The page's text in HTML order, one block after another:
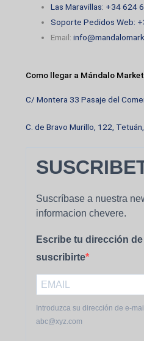
Las Maravillas: +34 624
Soporte Pedidos Web:
Email:
Como llegar a Mándalo Market
C/ Montera 33 Pasaje del
C. de Bravo Murillo, 122,
Suscríbase a nuestra
informacion chevere.
Escribe tu dirección
suscribirte
Introduzca su dirección de e-
abc@xyz.com